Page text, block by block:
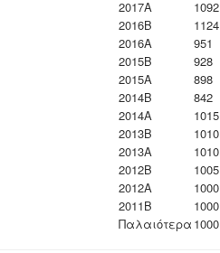
2017A
1092
2016B
1124
2016A
951
2015B
928
2015A
898
2014B
842
2014A
1015
2013B
1010
2013A
1010
2012B
1005
2012A
1000
2011B
1000
Παλαιότερα 1000